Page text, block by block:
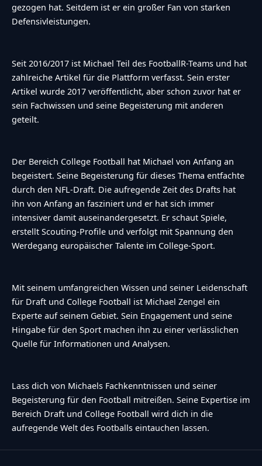
gezogen hat. Seitdem ist er ein großer Fan von starken
Defensivleistungen.
Seit 2016/2017 ist Michael Teil des FootballR-Teams und hat
zahlreiche Artikel für die Plattform verfasst. Sein erster
Artikel wurde 2017 veröffentlicht, aber schon zuvor hat er
sein Fachwissen und seine Begeisterung mit anderen
geteilt.
Der Bereich College Football hat Michael von Anfang an
begeistert. Seine Begeisterung für dieses Thema entfachte
durch den NFL-Draft. Die aufregende Zeit des Drafts hat
ihn von Anfang an fasziniert und er hat sich immer
intensiver damit auseinandergesetzt. Er schaut Spiele,
erstellt Scouting-Profile und verfolgt mit Spannung den
Werdegang europäischer Talente im College-Sport.
Mit seinem umfangreichen Wissen und seiner Leidenschaft
für Draft und College Football ist Michael Zengel ein
Experte auf seinem Gebiet. Sein Engagement und seine
Hingabe für den Sport machen ihn zu einer verlässlichen
Quelle für Informationen und Analysen.
Lass dich von Michaels Fachkenntnissen und seiner
Begeisterung für den Football mitreißen. Seine Expertise im
Bereich Draft und College Football wird dich in die
aufregende Welt des Footballs eintauchen lassen.